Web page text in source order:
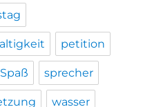
petition
Spaß sprecher
wasser